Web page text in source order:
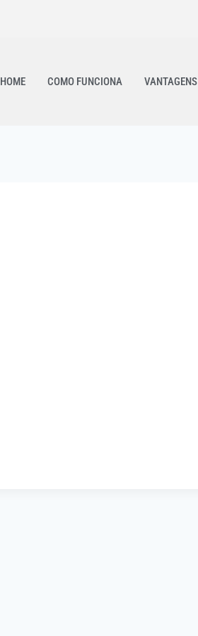
HOME COMO FUNCIONA VANTAGENS